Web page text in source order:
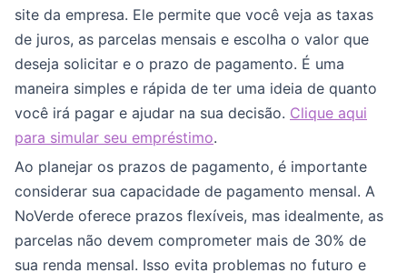
site da empresa. Ele permite que você veja as taxas
de juros, as parcelas mensais e escolha o valor que
deseja solicitar e o prazo de pagamento. É uma
maneira simples e rápida de ter uma ideia de quanto
você irá pagar e ajudar na sua decisão. Clique aqui
para simular seu empréstimo.
Ao planejar os prazos de pagamento, é importante
considerar sua capacidade de pagamento mensal. A
NoVerde oferece prazos flexíveis, mas idealmente, as
parcelas não devem comprometer mais de 30% de
sua renda mensal. Isso evita problemas no futuro e